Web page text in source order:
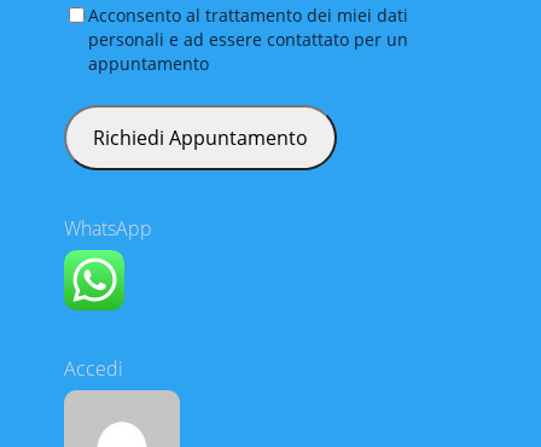
Acconsento al trattamento dei miei dati
personali e ad essere contattato per un
appuntamento
WhatsApp
Accedi